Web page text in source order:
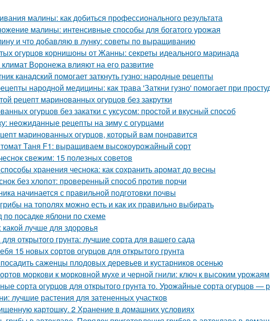
малины: как добиться профессионального результата
малины: интенсивные способы для богатого урожая
и что добавляю в лунку: советы по выращиванию
огурцов корнишоны от Жанны: секреты идеального маринада
Воронежа влияют на его развитие
канадский помогает заткнуть гузно: народные рецепты
народной медицины: как трава 'Заткни гузно' помогает при
рецепт маринованных огурцов без закрутки
огурцов без закатки с уксусом: простой и вкусный способ
неожиданные рецепты на зиму с огурцами
маринованных огурцов, который вам понравится
Таня F1: выращиваем высокоурожайный сорт
свежим: 15 полезных советов
хранения чеснока: как сохранить аромат до весны
без хлопот: проверенный способ против порчи
начинается с правильной подготовки почвы
на тополях можно есть и как их правильно выбирать
посадке яблони по схеме
лучше для здоровья
открытого грунта: лучшие сорта для вашего сада
15 новых сортов огурцов для открытого грунта
саженцы плодовых деревьев и кустарников осенью
моркови к морковной мухе и черной гнили: ключ к высоким урожаям
сорта огурцов для открытого грунта то. Урожайные сорта огурцов —
лучшие растения для затененных участков
картошку. 2 Хранение в домашних условиях